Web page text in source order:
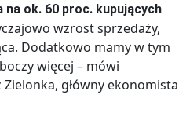
na ok. 60 proc. kupujących
wzrost sprzedaży,
Dodatkowo mamy w tym
więcej – mówi
główny ekonomista